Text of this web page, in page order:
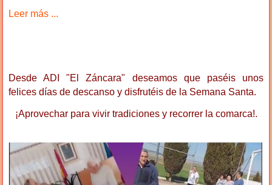
Leer más ...
Desde ADI "El Záncara" deseamos que paséis unos
felices días de descanso y disfrutéis de la Semana Santa.
¡Aprovechar para vivir tradiciones y recorrer la comarca!.